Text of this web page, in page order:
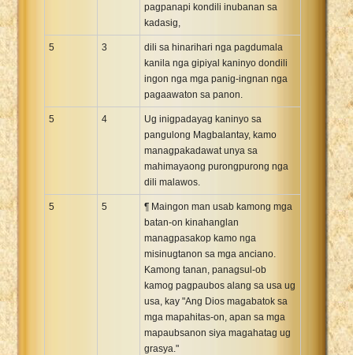
pagpanapi kondili inubanan sa
kadasig,
5 3
dili sa hinarihari nga pagdumala
kanila nga gipiyal kaninyo dondili
ingon nga mga panig-ingnan nga
pagaawaton sa panon.
5 4
Ug inigpadayag kaninyo sa
pangulong Magbalantay, kamo
managpakadawat unya sa
mahimayaong purongpurong nga
dili malawos.
5 5
¶ Maingon man usab kamong mga
batan-on kinahanglan
managpasakop kamo nga
misinugtanon sa mga anciano.
Kamong tanan, panagsul-ob
kamog pagpaubos alang sa usa ug
usa, kay "Ang Dios magabatok sa
mga mapahitas-on, apan sa mga
mapaubsanon siya magahatag ug
grasya."